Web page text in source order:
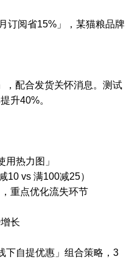
订阅省15%」，某猫粮品牌
，配合发货关怀消息。测试
升40%。
热力图」
10 vs 满100减25）
重点优化流失环节
长
下自提优惠」组合策略，3